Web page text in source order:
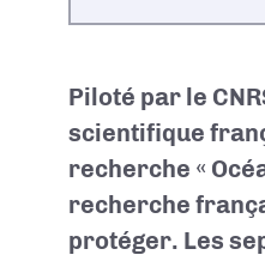
Piloté par le
scientifique
recherche «
recherche
protéger. Les